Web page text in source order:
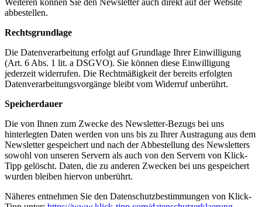
abbestellen.
Rechtsgrundlage
Die Datenverarbeitung erfolgt auf Grundlage Ihrer Einwilligung
(Art. 6 Abs. 1 lit. a DSGVO). Sie können diese Einwilligung
jederzeit widerrufen. Die Rechtmäßigkeit der bereits erfolgten
Datenverarbeitungsvorgänge bleibt vom Widerruf unberührt.
Speicherdauer
Die von Ihnen zum Zwecke des Newsletter-Bezugs bei uns
hinterlegten Daten werden von uns bis zu Ihrer Austragung aus dem
Newsletter gespeichert und nach der Abbestellung des Newsletters
sowohl von unseren Servern als auch von den Servern von Klick-
Tipp gelöscht. Daten, die zu anderen Zwecken bei uns gespeichert
wurden bleiben hiervon unberührt.
Näheres entnehmen Sie den Datenschutzbestimmungen von Klick-